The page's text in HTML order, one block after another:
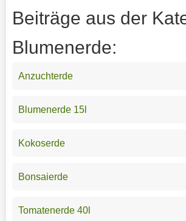
Beiträge aus der
Blumenerde:
Anzuchterde
Blumenerde 15l
Kokoserde
Bonsaierde
Tomatenerde 40l